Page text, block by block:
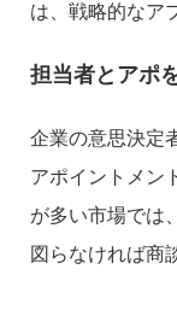
は、戦略的なア
担当者とアポ
企業の意思決定
アポイントメン
が多い市場では
図らなければ商